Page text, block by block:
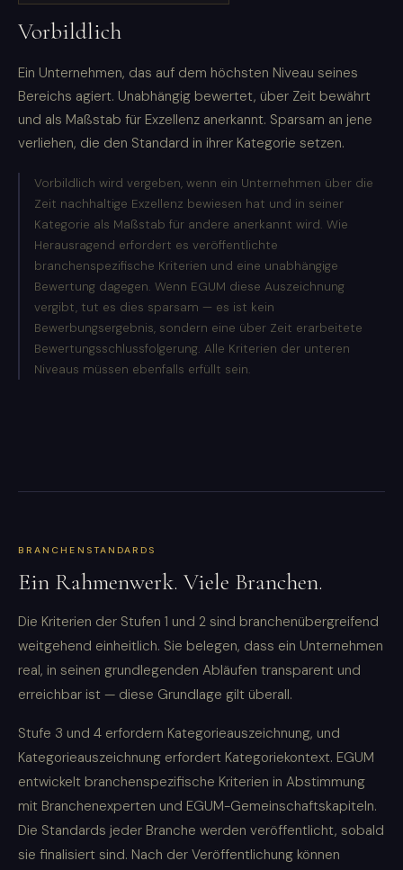
Vorbildlich
Ein Unternehmen, das auf dem höchsten Niveau seines
Bereichs agiert. Unabhängig bewertet, über Zeit bewährt
und als Maßstab für Exzellenz anerkannt. Sparsam an jene
verliehen, die den Standard in ihrer Kategorie setzen.
Vorbildlich wird vergeben, wenn ein Unternehmen über die
Zeit nachhaltige Exzellenz bewiesen hat und in seiner
Kategorie als Maßstab für andere anerkannt wird. Wie
Herausragend erfordert es veröffentlichte
branchenspezifische Kriterien und eine unabhängige
Bewertung dagegen. Wenn EGUM diese Auszeichnung
vergibt, tut es dies sparsam — es ist kein
Bewerbungsergebnis, sondern eine über Zeit erarbeitete
Bewertungsschlussfolgerung. Alle Kriterien der unteren
Niveaus müssen ebenfalls erfüllt sein.
BRANCHENSTANDARDS
Ein Rahmenwerk. Viele Branchen.
Die Kriterien der Stufen 1 und 2 sind branchenübergreifend
weitgehend einheitlich. Sie belegen, dass ein Unternehmen
real, in seinen grundlegenden Abläufen transparent und
erreichbar ist — diese Grundlage gilt überall.
Stufe 3 und 4 erfordern Kategorieauszeichnung, und
Kategorieauszeichnung erfordert Kategoriekontext. EGUM
entwickelt branchenspezifische Kriterien in Abstimmung
mit Branchenexperten und EGUM-Gemeinschaftskapiteln.
Die Standards jeder Branche werden veröffentlicht, sobald
sie finalisiert sind. Nach der Veröffentlichung können